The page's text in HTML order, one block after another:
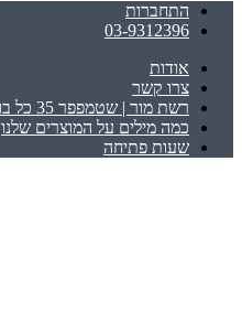
התחברות
03-9312396
אודות
צרו קשר
רשת מור | שטמפפר 35 כל בו פ"ת
כמה מילים על המוצרים שלנו
שעות פתיחה